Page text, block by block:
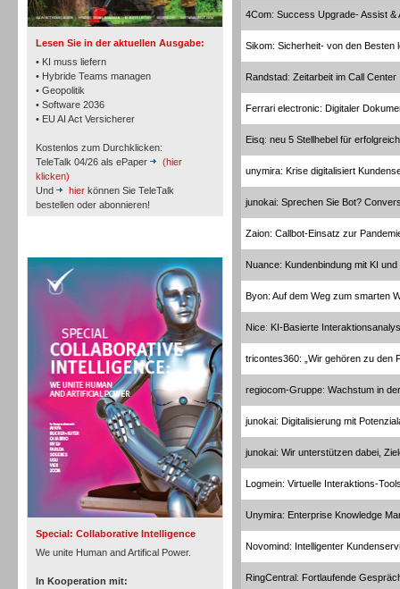
Lesen Sie in der aktuellen Ausgabe:
• KI muss liefern
• Hybride Teams managen
• Geopolitik
• Software 2036
• EU AI Act Versicherer
Kostenlos zum Durchklicken:
TeleTalk 04/26 als ePaper
(hier
klicken)
Und
hier können Sie TeleTalk
bestellen oder abonnieren!
Special: Collaborative Intelligence
We unite Human and Artifical Power.
In Kooperation mit:
Workforce-Management
Personal
Inbound
4Com: Success Upgrade- Assist &
Sikom: Sicherheit- von den Besten
Randstad: Zeitarbeit im Call Center
Ferrari electronic: Digitaler
Eisq: neu 5 Stellhebel für
unymira: Krise digitalisiert
junokai: Sprechen Sie Bot?
Zaion: Callbot-Einsatz zur
Nuance: Kundenbindung mit KI und
Byon: Auf dem Weg zum smarten
Nice: KI-Basierte
tricontes360: „Wir gehören zu den
regiocom-Gruppe: Wachstum in
junokai: Digitalisierung mit
junokai: Wir unterstützen dabei,
Logmein: Virtuelle Interaktions-
Unymira: Enterprise Knowledge
Novomind: Intelligenter
RingCentral: Fortlaufende